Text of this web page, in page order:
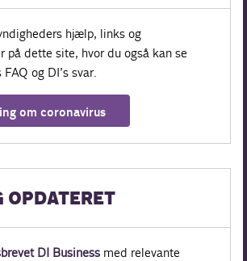
hjælp, links og
på dette site, hvor du også kan se
og DI’s svar.
om coronavirus
OPDATERET
DI Business med relevante